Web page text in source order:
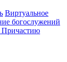
Виртуальное
богослужений
Причастию